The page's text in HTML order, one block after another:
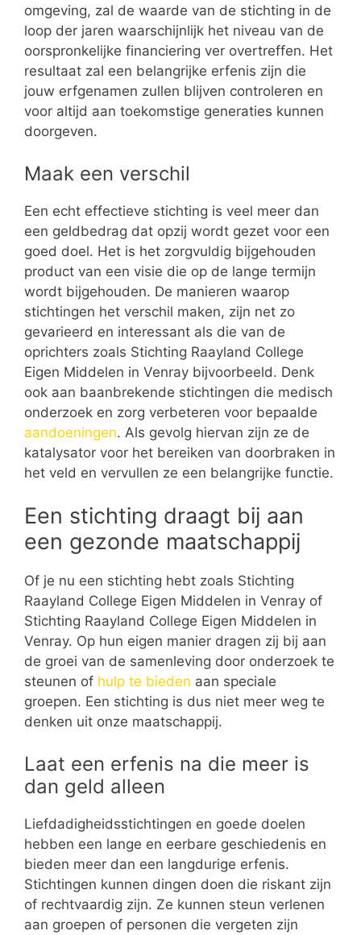
omgeving, zal de waarde van de stichting in de
loop der jaren waarschijnlijk het niveau van de
oorspronkelijke financiering ver overtreffen. Het
resultaat zal een belangrijke erfenis zijn die
jouw erfgenamen zullen blijven controleren en
voor altijd aan toekomstige generaties kunnen
doorgeven.
Maak een verschil
Een echt effectieve stichting is veel meer dan
een geldbedrag dat opzij wordt gezet voor een
goed doel. Het is het zorgvuldig bijgehouden
product van een visie die op de lange termijn
wordt bijgehouden. De manieren waarop
stichtingen het verschil maken, zijn net zo
gevarieerd en interessant als die van de
oprichters zoals Stichting Raayland College
Eigen Middelen in Venray bijvoorbeeld. Denk
ook aan baanbrekende stichtingen die medisch
onderzoek en zorg verbeteren voor bepaalde
aandoeningen. Als gevolg hiervan zijn ze de
katalysator voor het bereiken van doorbraken in
het veld en vervullen ze een belangrijke functie.
Een stichting draagt bij aan
een gezonde maatschappij
Of je nu een stichting hebt zoals Stichting
Raayland College Eigen Middelen in Venray of
Stichting Raayland College Eigen Middelen in
Venray. Op hun eigen manier dragen zij bij aan
de groei van de samenleving door onderzoek te
steunen of hulp te bieden aan speciale
groepen. Een stichting is dus niet meer weg te
denken uit onze maatschappij.
Laat een erfenis na die meer is
dan geld alleen
Liefdadigheidsstichtingen en goede doelen
hebben een lange en eerbare geschiedenis en
bieden meer dan een langdurige erfenis.
Stichtingen kunnen dingen doen die riskant zijn
of rechtvaardig zijn. Ze kunnen steun verlenen
aan groepen of personen die vergeten zijn